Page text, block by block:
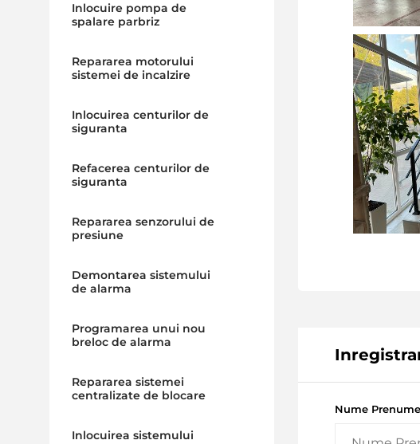
Inlocuire pompa de
spalare parbriz
Repararea motorului
sistemei de incalzire
Inlocuirea centurilor de
siguranta
Refacerea centurilor de
siguranta
Repararea senzorului de
presiune
Demontarea sistemului
de alarma
Programarea unui nou
breloc de alarma
Repararea sistemei
centralizate de blocare
Inlocuirea sistemului
Nume Prenume